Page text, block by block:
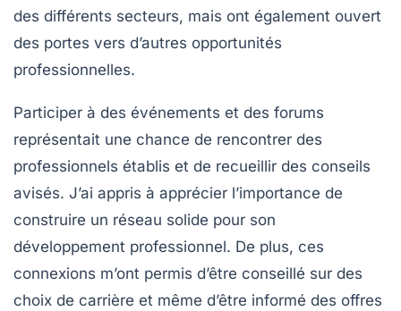
des différents secteurs, mais ont également ouvert
des portes vers d’autres opportunités
professionnelles.
Participer à des événements et des forums
représentait une chance de rencontrer des
professionnels établis et de recueillir des conseils
avisés. J’ai appris à apprécier l’importance de
construire un réseau solide pour son
développement professionnel. De plus, ces
connexions m’ont permis d’être conseillé sur des
choix de carrière et même d’être informé des offres